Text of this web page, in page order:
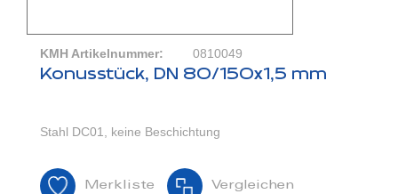
KMH Artikelnummer: 0810049
Konusstück, DN 80/150x1,5 mm
Stahl DC01, keine Beschichtung
Merkliste Vergleichen